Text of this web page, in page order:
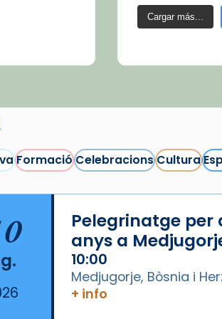
Cargar más...
FormacióCelebracionsCultura
Pelegrinatge per
anys a
10:00
Medjugorje, Bòsnia i
+ info